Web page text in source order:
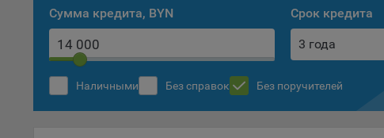
Беларусь
«Закон»
Сумма кредита, BYN Срок кредита
3 года
Наличными Без справок Без поручителей